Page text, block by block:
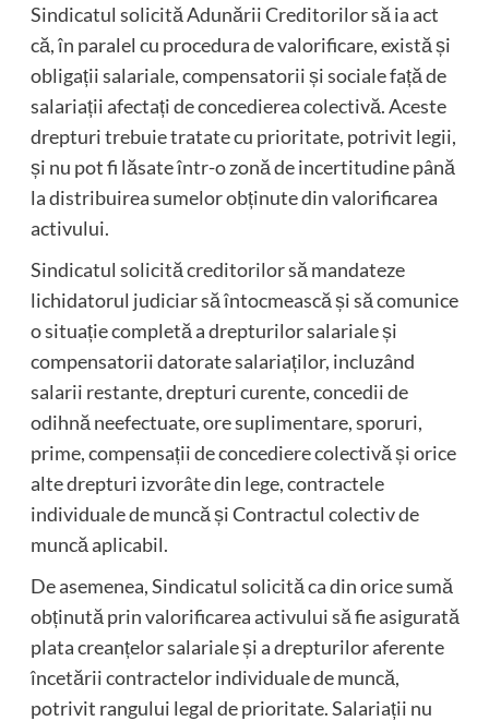
Sindicatul solicită Adunării Creditorilor să ia act
că, în paralel cu procedura de valorificare, există și
obligații salariale, compensatorii și sociale față de
salariații afectați de concedierea colectivă. Aceste
drepturi trebuie tratate cu prioritate, potrivit legii,
și nu pot fi lăsate într-o zonă de incertitudine până
la distribuirea sumelor obținute din valorificarea
activului.
Sindicatul solicită creditorilor să mandateze
lichidatorul judiciar să întocmească și să comunice
o situație completă a drepturilor salariale și
compensatorii datorate salariaților, incluzând
salarii restante, drepturi curente, concedii de
odihnă neefectuate, ore suplimentare, sporuri,
prime, compensații de concediere colectivă și orice
alte drepturi izvorâte din lege, contractele
individuale de muncă și Contractul colectiv de
muncă aplicabil.
De asemenea, Sindicatul solicită ca din orice sumă
obținută prin valorificarea activului să fie asigurată
plata creanțelor salariale și a drepturilor aferente
încetării contractelor individuale de muncă,
potrivit rangului legal de prioritate. Salariații nu